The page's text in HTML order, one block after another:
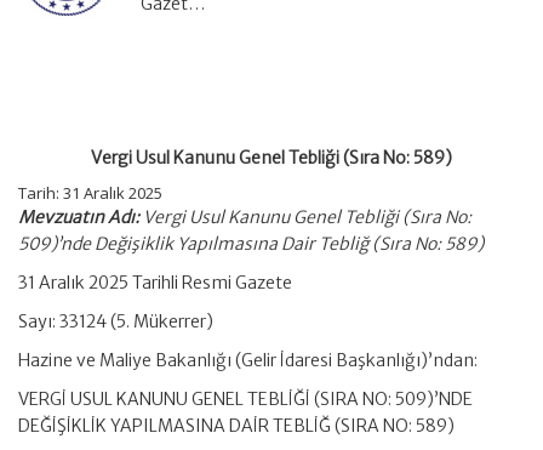
Vergi Usul Kanunu Genel Tebliği (Sıra No: 589)
Tarih: 31 Aralık 2025
Mevzuatın Adı:Vergi Usul Kanunu Genel Tebliği (Sıra No:
509)’nde Değişiklik Yapılmasına Dair Tebliğ (Sıra No: 589)
31 Aralık 2025 Tarihli Resmi Gazete
Sayı: 33124 (5. Mükerrer)
Hazine ve Maliye Bakanlığı (Gelir İdaresi Başkanlığı)’ndan:
VERGİ USUL KANUNU GENEL TEBLİĞİ (SIRA NO: 509)’NDE
DEĞİŞİKLİK YAPILMASINA DAİR TEBLİĞ (SIRA NO: 589)